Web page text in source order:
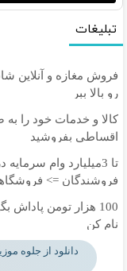
تبلیغات
فروش مغازه و آنلاین
رو بالا ببر
کالا و خدمات خود را
اقساطی بفروشید
تا 3میلیارد وام
فروشندگان =>
100 هزار تومن پاداش
نام کن
دانلود از جلوه